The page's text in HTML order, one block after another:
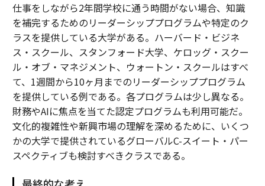
仕事をしながら2年間学校に通う時間がない場合、知識
を補完するためのリーダーシッププログラムや特定のク
ラスを提供している大学がある。ハーバード・ビジネ
ス・スクール、スタンフォード大学、ケロッグ・スクー
ル・オブ・マネジメント、ウォートン・スクールはすべ
て、1週間から10ヶ月までのリーダーシッププログラム
を提供している例である。各プログラムは少し異なる。
財務やAIに焦点を当てた認定プログラムも利用可能だ。
文化的複雑性や新興市場の理解を深めるために、いくつ
かの大学で提供されているグローバルC-スイート・パー
スペクティブも検討すべきクラスである。